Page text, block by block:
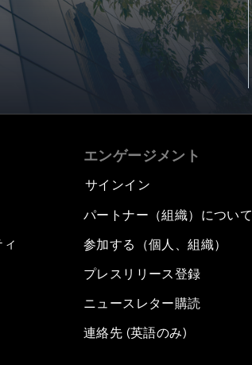
エンゲージメント
サインイン
パートナー（組織）について
参加する（個人、組織）
プレスリリース登録
ニュースレター購読
連絡先 (英語のみ)